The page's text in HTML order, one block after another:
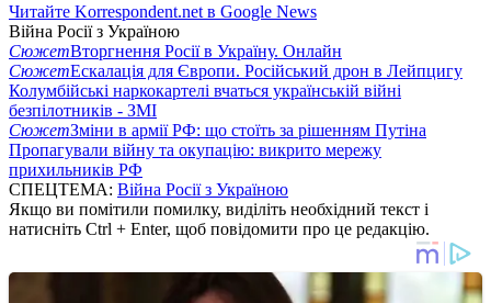
Читайте Korrespondent.net в Google News
Війна Росії з Україною
СюжетВторгнення Росії в Україну. Онлайн
СюжетЕскалація для Європи. Російський дрон в Лейпцигу
Колумбійські наркокартелі вчаться українській війні
безпілотників - ЗМІ
СюжетЗміни в армії РФ: що стоїть за рішенням Путіна
Пропагували війну та окупацію: викрито мережу
прихильників РФ
СПЕЦТЕМА: Війна Росії з Україною
Якщо ви помітили помилку, виділіть необхідний текст і
натисніть Ctrl + Enter, щоб повідомити про це редакцію.